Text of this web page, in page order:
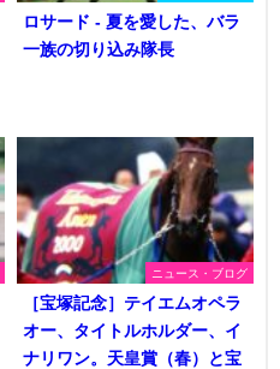
ロサード - 夏を愛した、バラ
一族の切り込み隊長
ニュース・ブログ
［宝塚記念］テイエムオペラ
オー、タイトルホルダー、イ
ナリワン。天皇賞（春）と宝